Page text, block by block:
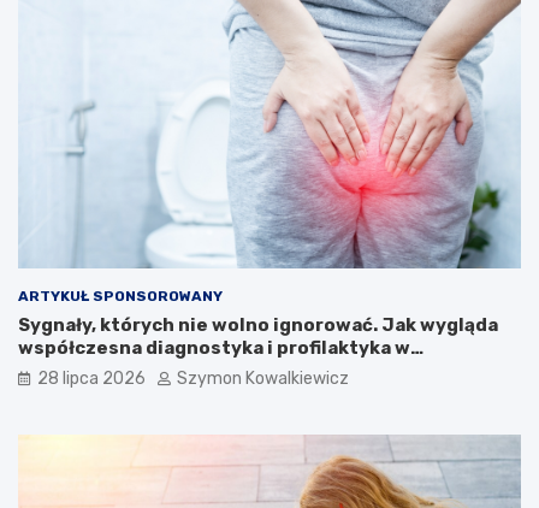
ARTYKUŁ SPONSOROWANY
Sygnały, których nie wolno ignorować. Jak wygląda
współczesna diagnostyka i profilaktyka w
proktologii?
28 lipca 2026 Szymon Kowalkiewicz